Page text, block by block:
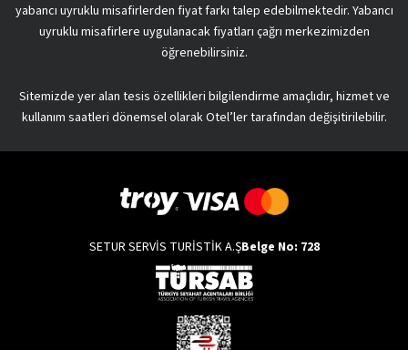
yabancı uyruklu misafirlerden fiyat farkı talep edebilmektedir. Yabancı
uyruklu misafirlere uygulanacak fiyatları çağrı merkezimizden
öğrenebilirsiniz.
Sitemizde yer alan tesis özellikleri bilgilendirme amaçlıdır, hizmet ve
kullanım saatleri dönemsel olarak Otel’ler tarafından değişitirilebilir.
SETUR SERVİS TURİSTİK A.ŞBelge No: 728